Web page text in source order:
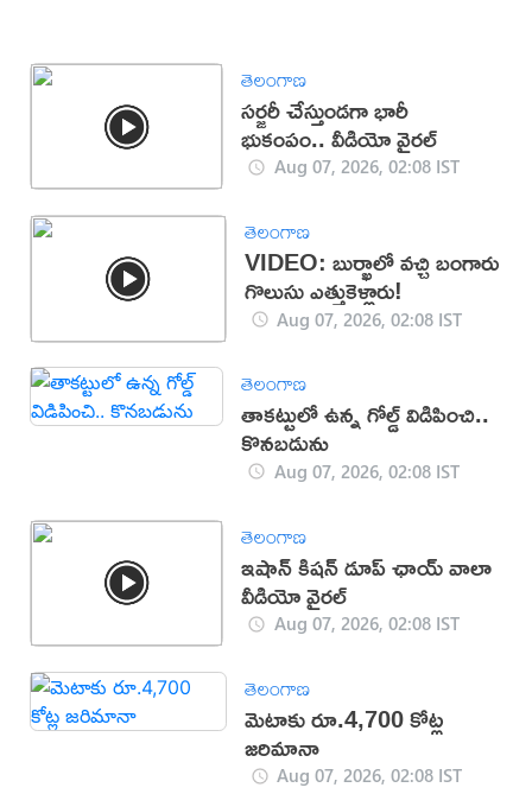
తెలంగాణ
సర్జరీ చేస్తుండగా భారీ
భుకంపం.. వీడియో వైరల్
Aug 07, 2026, 02:08 IST
తెలంగాణ
VIDEO: బుర్ఖాలో వచ్చి బంగారు
గొలుసు ఎత్తుకెళ్లారు!
Aug 07, 2026, 02:08 IST
తెలంగాణ
తాకట్టులో ఉన్న గోల్డ్ విడిపించి..
కొనబడును
Aug 07, 2026, 02:08 IST
తెలంగాణ
ఇషాన్ కిషన్ డూప్ ఛాయ్ వాలా
వీడియో వైరల్
Aug 07, 2026, 02:08 IST
తెలంగాణ
మెటాకు రూ.4,700 కోట్ల
జరిమానా
Aug 07, 2026, 02:08 IST